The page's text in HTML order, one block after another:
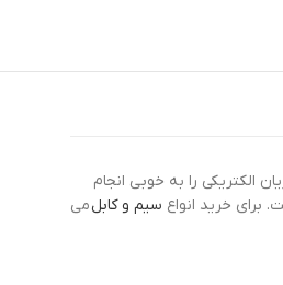
الکتریکی را به خوبی انجام
برای خرید انواع سیم و کابلمی